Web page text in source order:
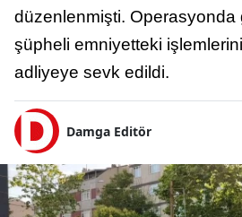
düzenlenmişti. Operasyonda
şüpheli emniyetteki
adliyeye sevk edildi.
Damga Editör